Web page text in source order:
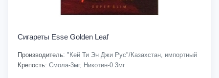
Сигареты Esse Golden Leaf
Производитель: "Кей Ти Эн Джи Рус"/Казахстан, импортный
Крепость: Смола-3мг, Никотин-0.3мг